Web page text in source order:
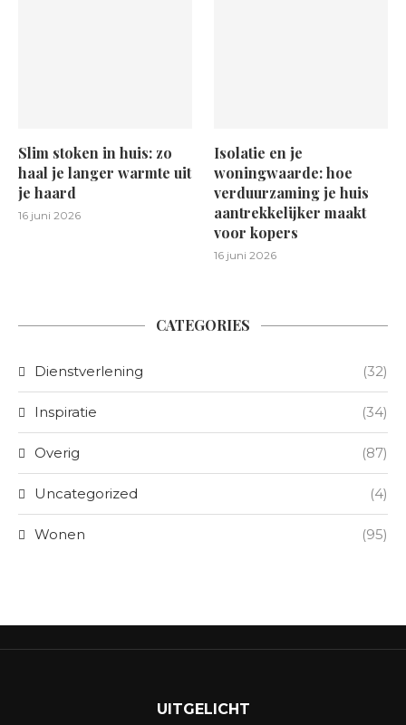
Slim stoken in huis: zo
haal je langer warmte uit
je haard
16 juni 2026
Isolatie en je
woningwaarde: hoe
verduurzaming je huis
aantrekkelijker maakt
voor kopers
16 juni 2026
CATEGORIES
Dienstverlening (32)
Inspiratie (34)
Overig (87)
Uncategorized (4)
Wonen (95)
UITGELICHT